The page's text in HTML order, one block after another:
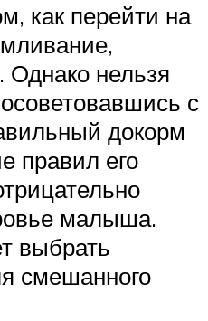
как перейти на
Однако нельзя
с
докорм
правил его
малыша.
выбрать
смешанного